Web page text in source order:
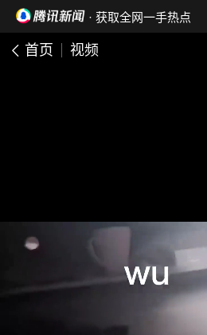
· 获取全网一手热点
首页 视频